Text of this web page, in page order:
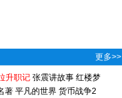
更多>>
升职记 张震讲故事 红楼梦
著 平凡的世界 货币战争2